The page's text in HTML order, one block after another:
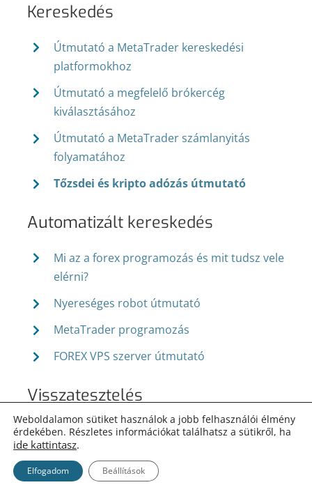
Kereskedés
Útmutató a MetaTrader kereskedési
platformokhoz
Útmutató a megfelelő brókercég
kiválasztásához
Útmutató a MetaTrader számlanyitás
folyamatához
Tőzsdei és kripto adózás útmutató
Automatizált kereskedés
Mi az a forex programozás és mit tudsz vele
elérni?
Nyereséges robot útmutató
MetaTrader programozás
FOREX VPS szerver útmutató
Visszatesztelés
Visszatesztelési útmutató
MetaTrader 4 visszatesztelési útmutató
Visszatesztelés jó minőségű adatokkal –
Weboldalamon sütiket használok a jobb felhasználói élmény
érdekében. Részletes információkat találhatsz a sütikről, ha
ide kattintasz.
Elfogadom Beállítások